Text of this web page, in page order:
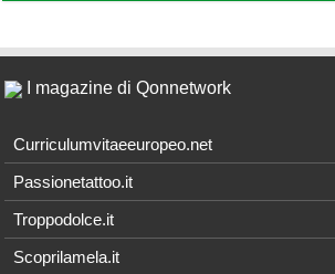
I magazine di Qonnetwork
Curriculumvitaeeuropeo.net
Passionetattoo.it
Troppodolce.it
Scoprilamela.it